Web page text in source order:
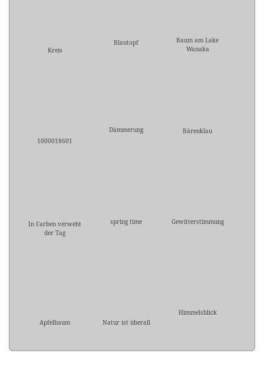
Kreis
Blautopf
Baum am Lake
Wanaka
1000018601
Dämmerung Bärenklau
In Farben verweht
der Tag
spring time Gewitterstimmung
Apfelbaum Natur ist überall
Himmelsblick